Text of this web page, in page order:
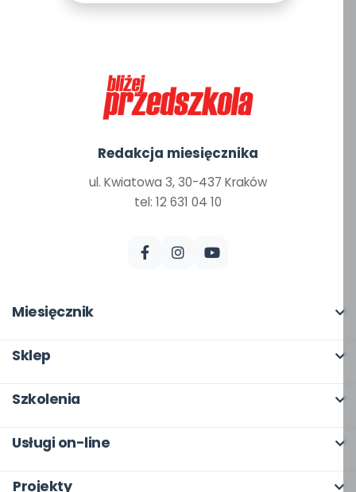
Redakcja miesięcznika
ul. Kwiatowa 3, 30-437 Kraków
tel: 12 631 04 10
Miesięcznik
Scenariusze i artykuły
Sklep
Dla autorów
Szkolenia
Otwarte
Usługi on-line
Projekty